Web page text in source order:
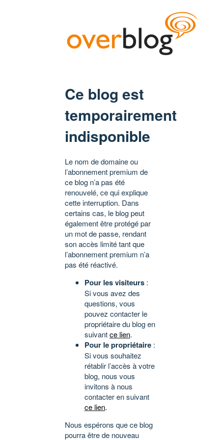
Ce blog est
temporairement
indisponible
Le nom de domaine ou
l’abonnement premium de
ce blog n’a pas été
renouvelé, ce qui explique
cette interruption. Dans
certains cas, le blog peut
également être protégé par
un mot de passe, rendant
son accès limité tant que
l’abonnement premium n’a
pas été réactivé.
Pour les visiteurs :
Si vous avez des
questions, vous
pouvez contacter le
propriétaire du blog en
suivantce lien.
Pour le propriétaire :
Si vous souhaitez
rétablir l’accès à votre
blog, nous vous
invitons à nous
contacter en suivant
ce lien.
Nous espérons que ce blog
pourra être de nouveau